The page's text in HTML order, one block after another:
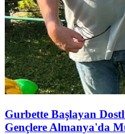
Gurbette Başlayan
Gençlere Almanya'da